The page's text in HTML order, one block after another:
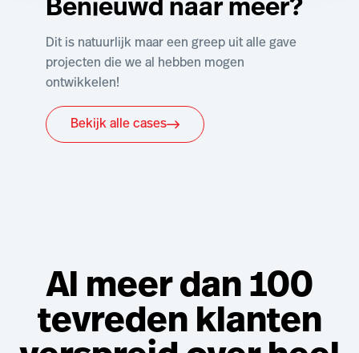
Benieuwd naar meer?
Dit is natuurlijk maar een greep uit alle gave
projecten die we al hebben mogen
ontwikkelen!
Bekijk alle cases
Al meer dan 100
tevreden klanten